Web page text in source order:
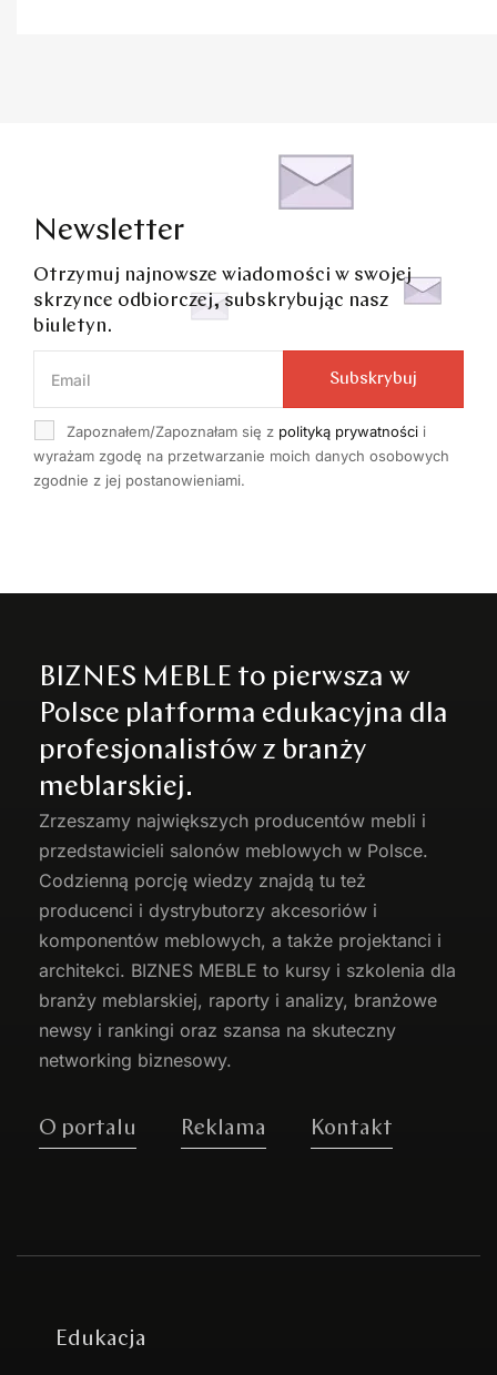
Newsletter
Otrzymuj najnowsze wiadomości w swojej
skrzynce odbiorczej, subskrybując nasz
biuletyn.
Zapoznałem/Zapoznałam się z polityką prywatności i
wyrażam zgodę na przetwarzanie moich danych osobowych
zgodnie z jej postanowieniami.
Subskrybuj
BIZNES MEBLE to pierwsza w
Polsce platforma edukacyjna dla
profesjonalistów z branży
meblarskiej.
Zrzeszamy największych producentów mebli i
przedstawicieli salonów meblowych w Polsce.
Codzienną porcję wiedzy znajdą tu też
producenci i dystrybutorzy akcesoriów i
komponentów meblowych, a także projektanci i
architekci. BIZNES MEBLE to kursy i szkolenia dla
branży meblarskiej, raporty i analizy, branżowe
newsy i rankingi oraz szansa na skuteczny
networking biznesowy.
O portalu Reklama Kontakt
Edukacja